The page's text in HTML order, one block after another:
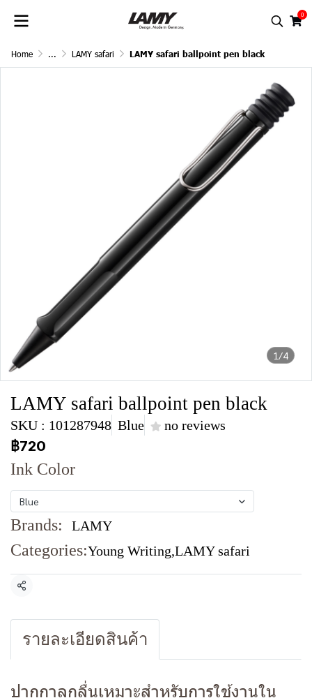
0
Home ... LAMY safari LAMY safari ballpoint pen black
1/4
LAMY safari ballpoint pen black
SKU : 101287948 Blue no reviews
฿720
Ink Color
Blue
Brands: LAMY
Categories:Young Writing,LAMY safari
Share
รายละเอียดสินค้า
ปากกาลูกลื่นเหมาะสำหรับการใช้งานใน